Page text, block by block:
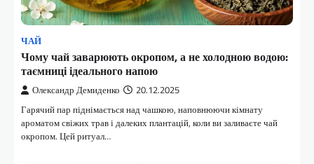
ЧАЙ
Чому чай заварюють окропом, а не холодною водою:
таємниці ідеального напою
Олександр Демиденко 20.12.2025
Гарячий пар піднімається над чашкою, наповнюючи кімнату
ароматом свіжих трав і далеких плантацій, коли ви заливаєте чай
окропом. Цей ритуал…